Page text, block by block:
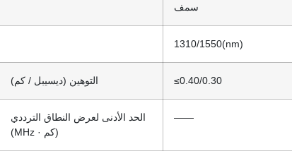
سمف
1310/1550(nm)
التوهين (ديسيبل / كم) ≤0.40/0.30
الحد الأدنى لعرض النطاق الترددي
(MHz · كم)
——